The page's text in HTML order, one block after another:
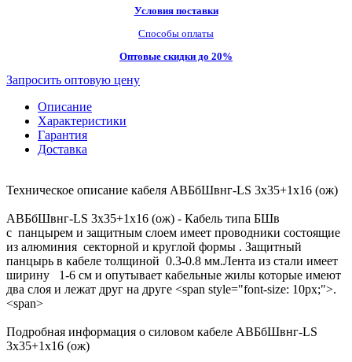
Условия поставки
Способы оплаты
Оптовые скидки до 20%
Запросить оптовую цену
Описание
Характеристики
Гарантия
Доставка
Техническое описание кабеля АВБбШвнг-LS 3х35+1х16 (ож)
АВБбШвнг-LS 3х35+1х16 (ож) - Кабель типа БШв
с панцырем и защитным слоем имеет проводники состоящие
из алюминия секторной и круглой формы . Защитный
панцырь в кабеле толщиной 0.3-0.8 мм.Лента из стали имеет
ширину 1-6 см и опутывает кабельные жилы которые имеют
два слоя и лежат друг на друге <span style="font-size: 10px;">.
<span>
Подробная информация о силовом кабеле АВБбШвнг-LS
3х35+1х16 (ож)